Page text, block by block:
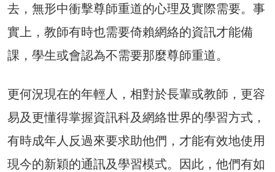
去，無形中衝擊尊師重道的心理及實際需要。事
實上，教師有時也需要倚賴網絡的資訊才能備
課，學生或會認為不需要那麼尊師重道。
更何況現在的年輕人，相對於長輩或教師，更容
易及更懂得掌握資訊科及網絡世界的學習方式，
有時成年人反過來要求助他們，才能有效地使用
現今的新穎的通訊及學習模式。因此，他們有如